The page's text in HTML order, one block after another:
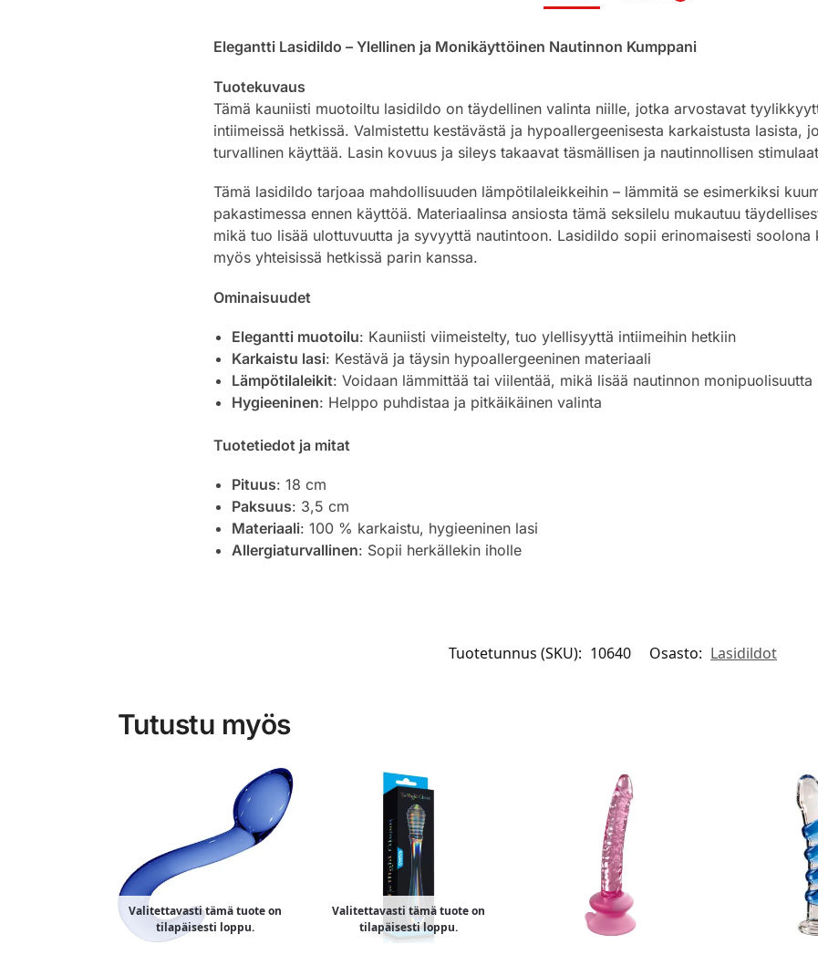
Elegantti Lasidildo – Ylellinen ja Monikäyttöinen Nautinnon Kumppani
Tuotekuvaus
Tämä kauniisti muotoiltu lasidildo on täydellinen valinta niille, jotka arvostavat
intiimeissä hetkissä. Valmistettu kestävästä ja hypoallergeenisesta karkaistusta lasista,
turvallinen käyttää. Lasin kovuus ja sileys takaavat täsmällisen ja nautinnollisen
Tämä lasidildo tarjoaa mahdollisuuden lämpötilaleikkeihin – lämmitä se esimerkiksi
pakastimessa ennen käyttöä. Materiaalinsa ansiosta tämä seksilelu mukautuu
mikä tuo lisää ulottuvuutta ja syvyyttä nautintoon. Lasidildo sopii erinomaisesti
myös yhteisissä hetkissä parin kanssa.
Ominaisuudet
Elegantti muotoilu: Kauniisti viimeistelty, tuo ylellisyyttä intiimeihin hetkiin
Karkaistu lasi: Kestävä ja täysin hypoallergeeninen materiaali
Lämpötilaleikit: Voidaan lämmittää tai viilentää, mikä lisää nautinnon monipuolisuutta
Hygieeninen: Helppo puhdistaa ja pitkäikäinen valinta
Tuotetiedot ja mitat
Pituus: 18 cm
Paksuus: 3,5 cm
Materiaali: 100 % karkaistu, hygieeninen lasi
Allergiaturvallinen: Sopii herkällekin iholle
Tuotetunnus (SKU): 10640 Osasto: Lasidildot
Tutustu myös
Valitettavasti tämä tuote on
tilapäisesti loppu.
Valitettavasti tämä tuote on
tilapäisesti loppu.